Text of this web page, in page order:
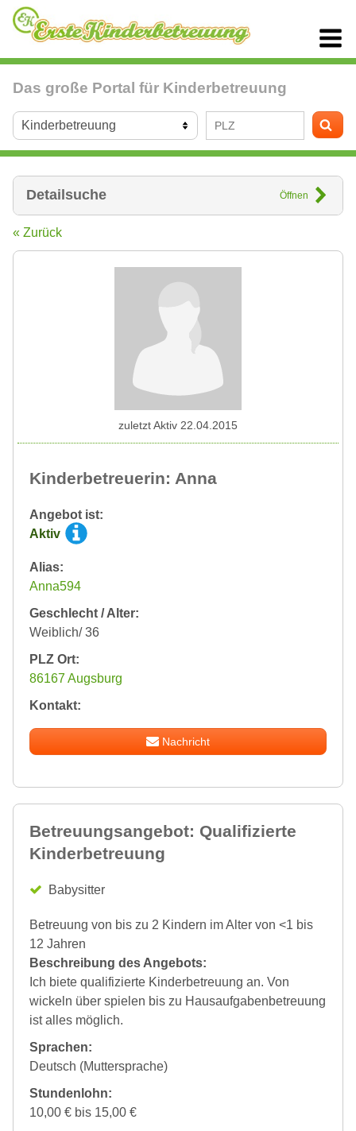
Das große Portal für Kinderbetreuung
Detailsuche Öffnen
« Zurück
Kinderbetreuerin: Anna
Angebot ist:
Aktiv
Alias:
Anna594
Geschlecht / Alter:
Weiblich/ 36
PLZ Ort:
86167 Augsburg
Kontakt:
Nachricht
zuletzt Aktiv 22.04.2015
Betreuungsangebot: Qualifizierte
Kinderbetreuung
Babysitter
Betreuung von bis zu 2 Kindern im Alter von <1 bis
12 Jahren
Beschreibung des Angebots:
Ich biete qualifizierte Kinderbetreuung an. Von
wickeln über spielen bis zu Hausaufgabenbetreuung
ist alles möglich.
Sprachen:
Deutsch (Muttersprache)
Stundenlohn:
10,00 € bis 15,00 €